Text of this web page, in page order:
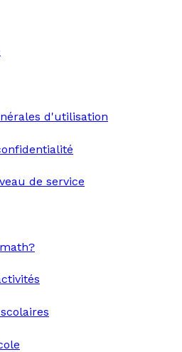
d'utilisation
de service